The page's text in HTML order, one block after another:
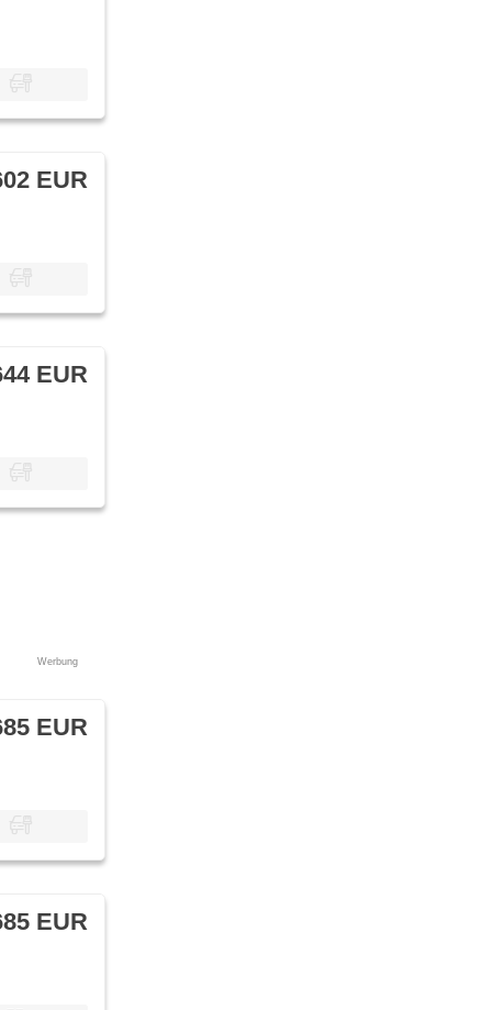
EUR
EUR
Werbung
EUR
EUR